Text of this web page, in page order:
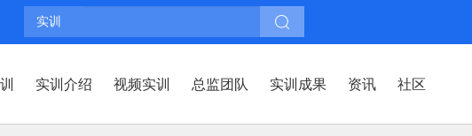
实训
实训介绍 视频实训 总监团队 实训成果 资讯 社区